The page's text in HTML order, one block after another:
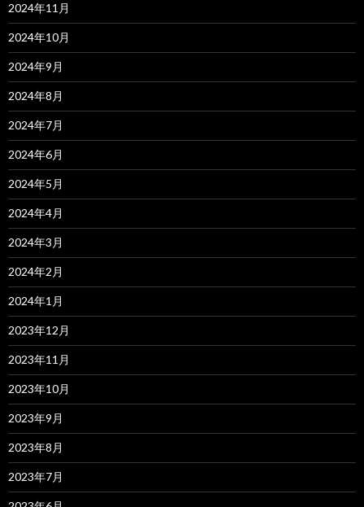
2024年11月
2024年10月
2024年9月
2024年8月
2024年7月
2024年6月
2024年5月
2024年4月
2024年3月
2024年2月
2024年1月
2023年12月
2023年11月
2023年10月
2023年9月
2023年8月
2023年7月